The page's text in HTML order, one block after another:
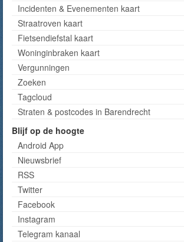
Incidenten & Evenementen kaart
Straatroven kaart
Fietsendiefstal kaart
Woninginbraken kaart
Vergunningen
Zoeken
Tagcloud
Straten & postcodes in Barendrecht
Blijf op de hoogte
Android App
Nieuwsbrief
RSS
Twitter
Facebook
Instagram
Telegram kanaal